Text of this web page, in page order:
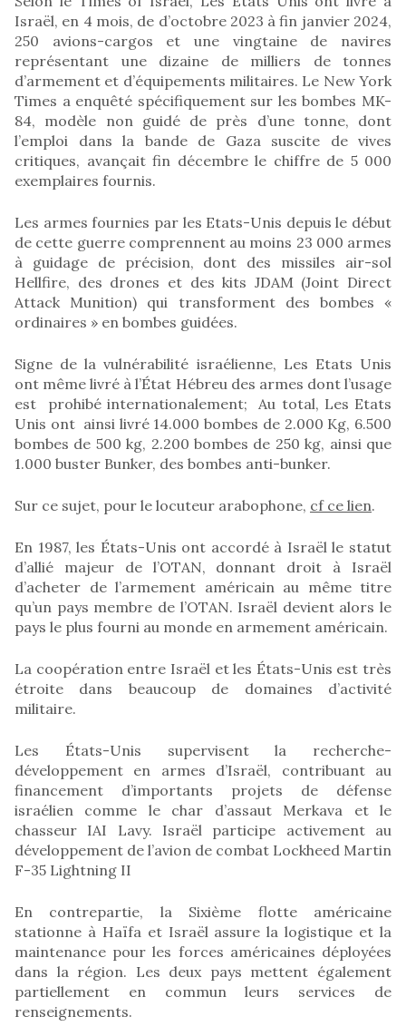
Israël, en 4 mois, de d’octobre 2023 à fin janvier 2024,
250 avions-cargos et une vingtaine de navires
représentant une dizaine de milliers de tonnes
d’armement et d’équipements militaires. Le New York
Times a enquêté spécifiquement sur les bombes MK-
84, modèle non guidé de près d’une tonne, dont
l’emploi dans la bande de Gaza suscite de vives
critiques, avançait fin décembre le chiffre de 5 000
exemplaires fournis.
Les armes fournies par les Etats-Unis depuis le début
de cette guerre comprennent au moins 23 000 armes
à guidage de précision, dont des missiles air-sol
Hellfire, des drones et des kits JDAM (Joint Direct
Attack Munition) qui transforment des bombes «
ordinaires » en bombes guidées.
Signe de la vulnérabilité israélienne, Les Etats Unis
ont même livré à l’État Hébreu des armes dont l’usage
est prohibé internationalement; Au total, Les Etats
Unis ont ainsi livré 14.000 bombes de 2.000 Kg, 6.500
bombes de 500 kg, 2.200 bombes de 250 kg, ainsi que
1.000 buster Bunker, des bombes anti-bunker.
Sur ce sujet, pour le locuteur arabophone, cf ce lien.
En 1987, les États-Unis ont accordé à Israël le statut
d’allié majeur de l’OTAN, donnant droit à Israël
d’acheter de l’armement américain au même titre
qu’un pays membre de l’OTAN. Israël devient alors le
pays le plus fourni au monde en armement américain.
La coopération entre Israël et les États-Unis est très
étroite dans beaucoup de domaines d’activité
militaire.
Les États-Unis supervisent la recherche-
développement en armes d’Israël, contribuant au
financement d’importants projets de défense
israélien comme le char d’assaut Merkava et le
chasseur IAI Lavy. Israël participe activement au
développement de l’avion de combat Lockheed Martin
F-35 Lightning II
En contrepartie, la Sixième flotte américaine
stationne à Haïfa et Israël assure la logistique et la
maintenance pour les forces américaines déployées
dans la région. Les deux pays mettent également
partiellement en commun leurs services de
renseignements.